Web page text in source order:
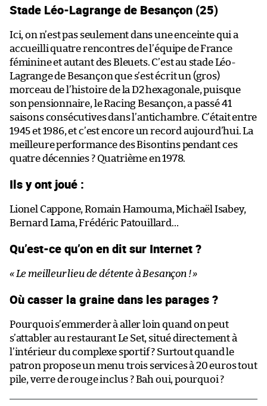
Stade Léo-Lagrange de Besançon (25)
Ici, on n’est pas seulement dans une enceinte qui a
accueilli quatre rencontres de l’équipe de France
féminine et autant des Bleuets. C’est au stade Léo-
Lagrange de Besançon que s’est écrit un (gros)
morceau de l’histoire de la D2 hexagonale, puisque
son pensionnaire, le Racing Besançon, a passé 41
saisons consécutives dans l’antichambre. C’était entre
1945 et 1986, et c’est encore un record aujourd’hui. La
meilleure performance des Bisontins pendant ces
quatre décennies ? Quatrième en 1978.
Ils y ont joué :
Lionel Cappone, Romain Hamouma, Michaël Isabey,
Bernard Lama, Frédéric Patouillard…
Qu’est-ce qu’on en dit sur Internet ?
« Le meilleur lieu de détente à Besançon ! »
Où casser la graine dans les parages ?
Pourquoi s’emmerder à aller loin quand on peut
s’attabler au restaurant Le Set, situé directement à
l’intérieur du complexe sportif ? Surtout quand le
patron propose un menu trois services à 20 euros tout
pile, verre de rouge inclus ? Bah oui, pourquoi ?